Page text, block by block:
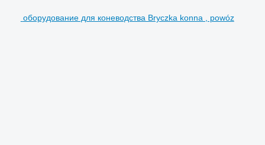
оборудование для коневодства Bryczka konna , powóz